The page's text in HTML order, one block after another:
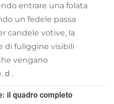
entrare una folata
un fedele passa
candele votive, la
di fuliggine visibili
vengano
d .
il quadro completo